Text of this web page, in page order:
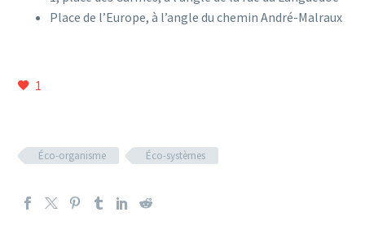
Place de l’Europe, à l’angle du chemin André-Malraux
1
Éco-organisme Éco-systèmes